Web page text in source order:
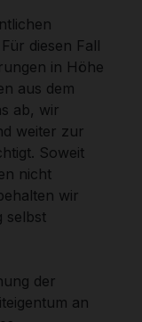
diesen Fall
in Höhe
aus dem
ab, wir
weiter zur
Soweit
nicht
wir
selbst
der
an